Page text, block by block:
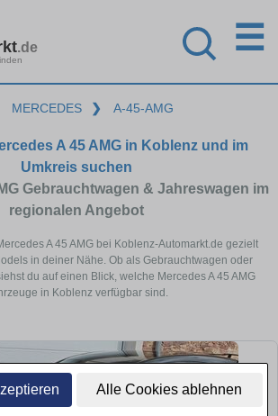
Alle Cookies ablehnen
.de ☰
MERCEDES ❯ A-45-AMG
A 45 AMG in Koblenz und im
Umkreis suchen
Gebrauchtwagen & Jahreswagen im
regionalen Angebot
A 45 AMG bei Koblenz-Automarkt.de gezielt
in deiner Nähe. Ob als Gebrauchtwagen oder
du auf einen Blick, welche Mercedes A 45 AMG
in Koblenz verfügbar sind.